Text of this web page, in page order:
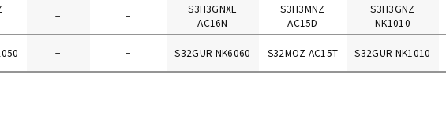
− −
S3H3GNXE
AC16N
S3H3MNZ
AC15D
S3H3GNZ
NK1010
− − S32GUR NK6060 S32MOZ AC15T S32GUR NK1010